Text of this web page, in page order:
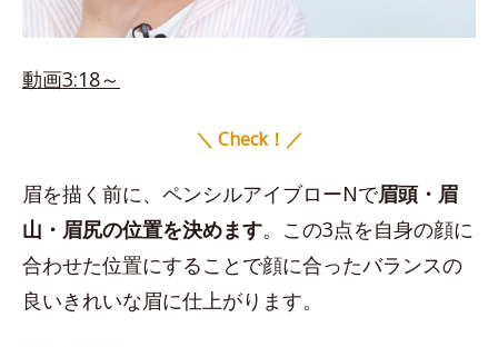
動画3:18～
＼ Check！／
眉を描く前に、ペンシルアイブローNで眉頭・眉
山・眉尻の位置を決めます。この3点を自身の顔に
合わせた位置にすることで顔に合ったバランスの
良いきれいな眉に仕上がります。